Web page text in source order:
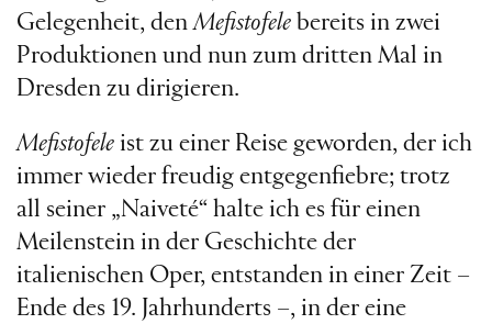
Gelegenheit, denMefistofele bereits in zwei
Produktionen und nun zum dritten Mal in
Dresden zu dirigieren.
Mefistofele ist zu einer Reise geworden, der ich
immer wieder freudig entgegenfiebre; trotz
all seiner „Naiveté“ halte ich es für einen
Meilenstein in der Geschichte der
italienischen Oper, entstanden in einer Zeit –
Ende des 19. Jahrhunderts –, in der eine